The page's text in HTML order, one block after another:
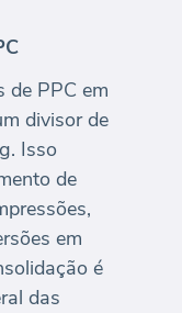
de PPC em
divisor de
Isso
de
em
é
das